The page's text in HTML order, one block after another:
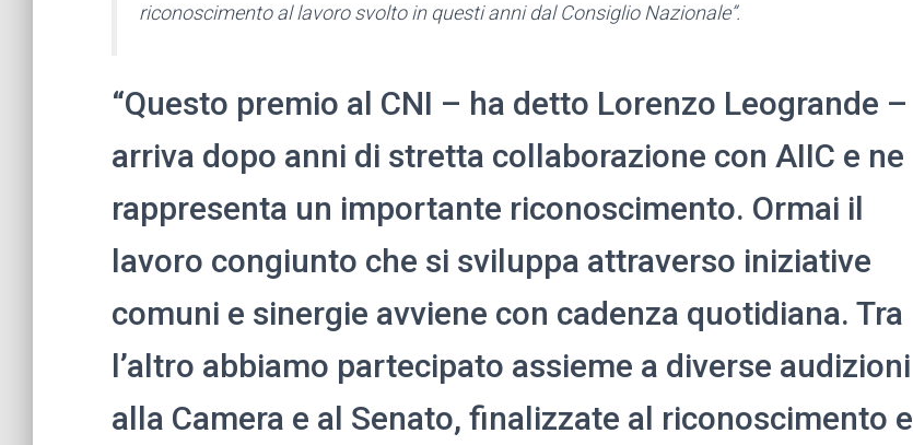
riconoscimento al lavoro svolto in questi anni dal Consiglio Nazionale”.
“Questo premio al CNI – ha detto Lorenzo Leogrande –
arriva dopo anni di stretta collaborazione con AIIC e ne
rappresenta un importante riconoscimento. Ormai il
lavoro congiunto che si sviluppa attraverso iniziative
comuni e sinergie avviene con cadenza quotidiana. Tra
l’altro abbiamo partecipato assieme a diverse audizioni
alla Camera e al Senato, finalizzate al riconoscimento e